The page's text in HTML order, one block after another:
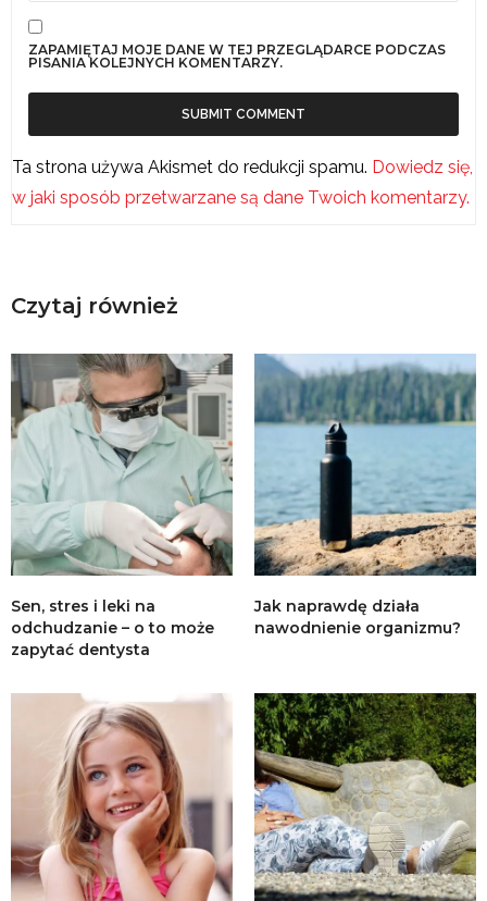
ZAPAMIĘTAJ MOJE DANE W TEJ PRZEGLĄDARCE PODCZAS
PISANIA KOLEJNYCH KOMENTARZY.
Ta strona używa Akismet do redukcji spamu. Dowiedz się,
w jaki sposób przetwarzane są dane Twoich komentarzy.
Czytaj również
Sen, stres i leki na
odchudzanie – o to może
zapytać dentysta
Jak naprawdę działa
nawodnienie organizmu?